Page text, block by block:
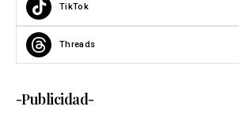
TikTok
Threads
-Publicidad-